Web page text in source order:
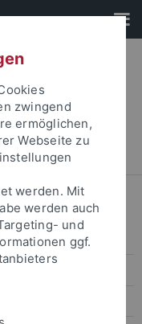
(Fachtagung)
zwingend
ermöglichen,
Webseite zu
werden. Mit
werden auch
und
ggf.